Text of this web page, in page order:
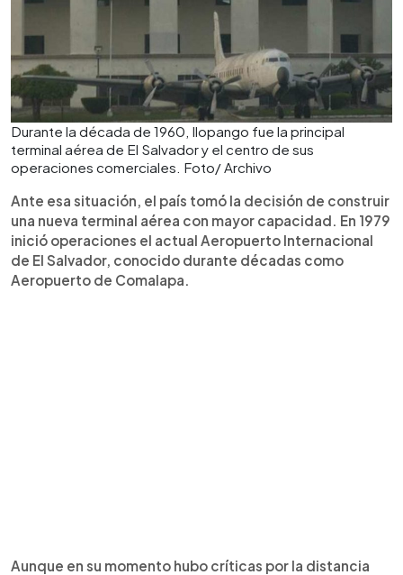
Durante la década de 1960, Ilopango fue la principal
terminal aérea de El Salvador y el centro de sus
operaciones comerciales. Foto/ Archivo
Ante esa situación, el país tomó la decisión de construir
una nueva terminal aérea con mayor capacidad. En 1979
inició operaciones el actual Aeropuerto Internacional
de El Salvador, conocido durante décadas como
Aeropuerto de Comalapa.
Aunque en su momento hubo críticas por la distancia